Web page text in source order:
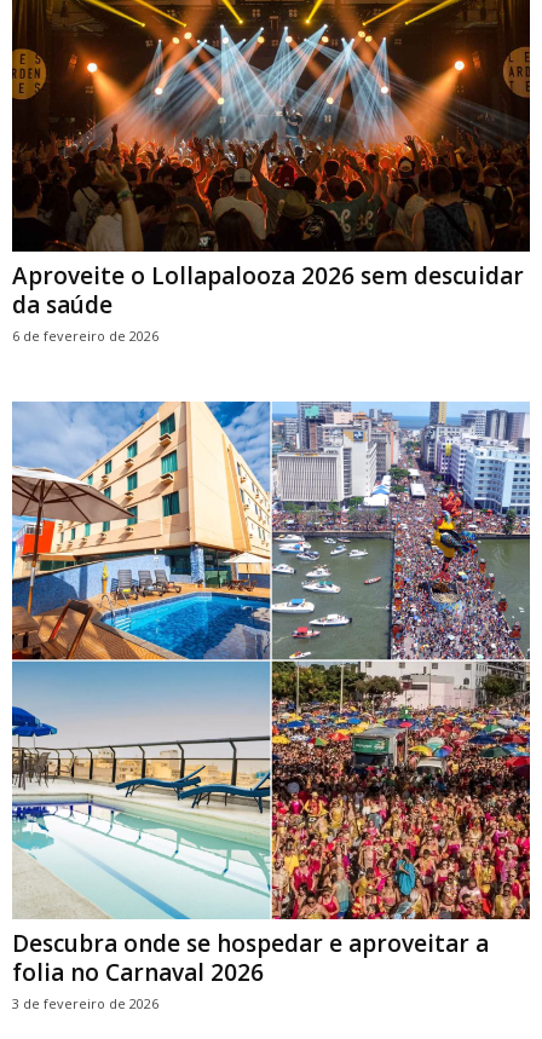
Aproveite o Lollapalooza 2026 sem descuidar
da saúde
6 de fevereiro de 2026
Descubra onde se hospedar e aproveitar a
folia no Carnaval 2026
3 de fevereiro de 2026